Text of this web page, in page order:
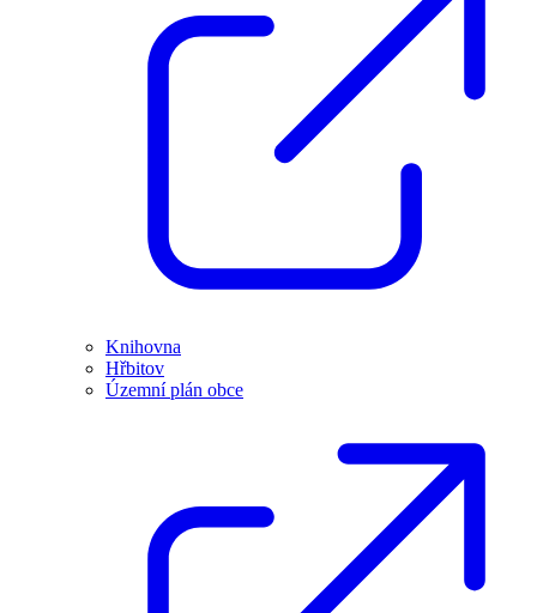
Knihovna
Hřbitov
Územní plán obce